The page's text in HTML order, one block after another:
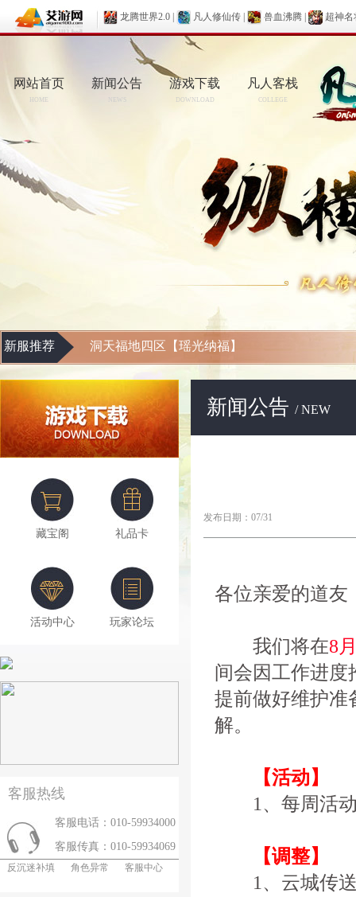
龙腾世界2.0 凡人修仙传 兽血沸腾 超神名
网站首页
HOME
新闻公告
NEWS
游戏下载
DOWNLOAD
凡人客栈
COLLEGE
新服推荐 洞天福地四区【瑶光纳福】
藏宝阁 礼品卡
活动中心 玩家论坛
客服热线
客服电话：010-59934000
客服传真：010-59934069
反沉迷补填 角色异常 客服中心
新闻公告 / NEW
发布日期：07/31
各位亲爱的道友
我们将在8
间会因工作进度
提前做好维护准
解。
【活动】
1、每周活
【调整】
1、云城传送